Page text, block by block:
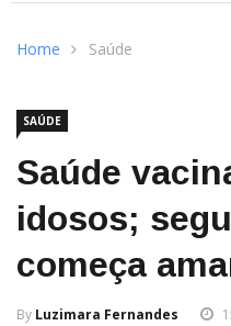
Home Saúde
SAÚDE
Saúde
idosos;
começa
By Luzimara Fernandes